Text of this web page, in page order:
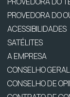
PROVEDORA DO
ACESSIBILIDADES
SATÉLITES
A EMPRESA
CONSELHO
CONSELHO DE